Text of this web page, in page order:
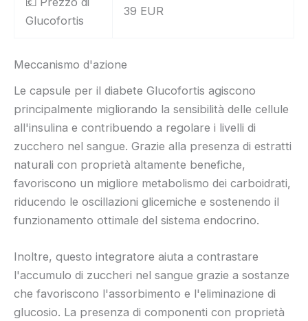
Glucofortis
39 EUR
Meccanismo d'azione
Le capsule per il diabete Glucofortis agiscono
principalmente migliorando la sensibilità delle cellule
all'insulina e contribuendo a regolare i livelli di
zucchero nel sangue. Grazie alla presenza di estratti
naturali con proprietà altamente benefiche,
favoriscono un migliore metabolismo dei carboidrati,
riducendo le oscillazioni glicemiche e sostenendo il
funzionamento ottimale del sistema endocrino.
Inoltre, questo integratore aiuta a contrastare
l'accumulo di zuccheri nel sangue grazie a sostanze
che favoriscono l'assorbimento e l'eliminazione di
glucosio. La presenza di componenti con proprietà